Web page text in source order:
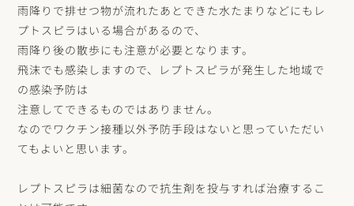
雨降りで排せつ物が流れたあとできた水たまりなどにもレ
プトスピラはいる場合があるので、
雨降り後の散歩にも注意が必要となります。
飛沫でも感染しますので、レプトスピラが発生した地域で
の感染予防は
注意してできるものではありません。
なのでワクチン接種以外予防手段はないと思っていただい
てもよいと思います。
レプトスピラは細菌なので抗生剤を投与すれば治療するこ